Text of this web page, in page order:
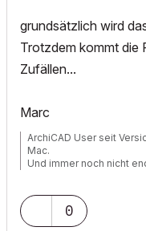
grundsätzlich wird
Trotzdem kommt die
Zufällen...
Marc
ArchiCAD User seit
Mac.
Und immer noch nicht
0